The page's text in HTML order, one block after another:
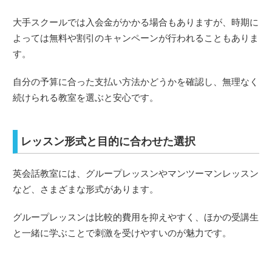
大手スクールでは入会金がかかる場合もありますが、時期に
よっては無料や割引のキャンペーンが行われることもありま
す。
自分の予算に合った支払い方法かどうかを確認し、無理なく
続けられる教室を選ぶと安心です。
レッスン形式と目的に合わせた選択
英会話教室には、グループレッスンやマンツーマンレッスン
など、さまざまな形式があります。
グループレッスンは比較的費用を抑えやすく、ほかの受講生
と一緒に学ぶことで刺激を受けやすいのが魅力です。